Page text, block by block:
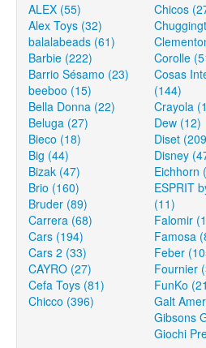
ALEX (55)
Alex Toys (32)
balalabeads (61)
Barbie (222)
Barrio Sésamo (23)
beeboo (15)
Bella Donna (22)
Beluga (27)
Bieco (18)
Big (44)
Bizak (47)
Brio (160)
Bruder (89)
Carrera (68)
Cars (194)
Cars 2 (33)
CAYRO (27)
Cefa Toys (81)
Chicco (396)
Chicos
Corolle
Cosas
(144)
Crayola
Dew (12)
Diset
Disney
Eichhorn
ESPRIT
(11)
Falomir
Famosa
Feber
Fournier
FunKo
Galt
Gibsons
Giochi